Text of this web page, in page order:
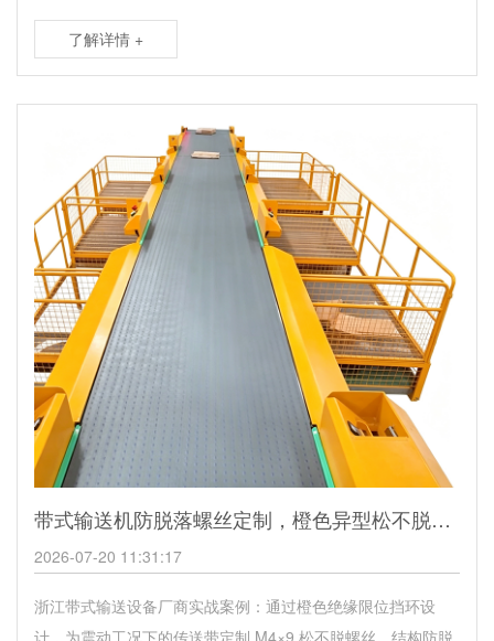
了解详情 +
带式输送机防脱落螺丝定制，橙色异型松不脱螺丝 M4×9
2026-07-20 11:31:17
浙江带式输送设备厂商实战案例：通过橙色绝缘限位挡环设
计，为震动工况下的传送带定制 M4×9 松不脱螺丝。结构防脱